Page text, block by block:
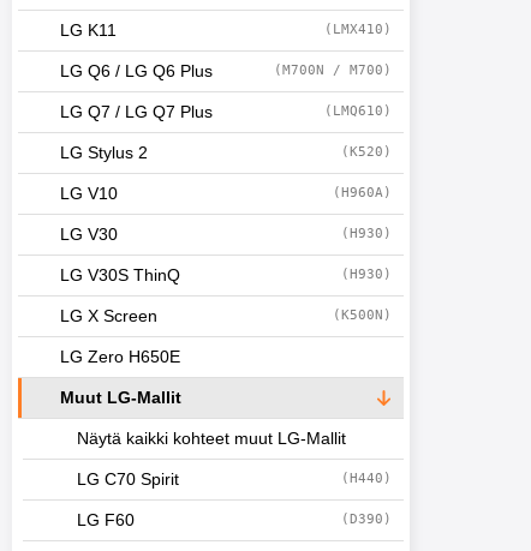
LG K11 (LMX410)
LG Q6 / LG Q6 Plus (M700N / M700)
LG Q7 / LG Q7 Plus (LMQ610)
LG Stylus 2 (K520)
LG V10 (H960A)
LG V30 (H930)
LG V30S ThinQ (H930)
LG X Screen (K500N)
LG Zero H650E
Muut LG-Mallit
Näytä kaikki kohteet muut LG-Mallit
LG C70 Spirit (H440)
LG F60 (D390)